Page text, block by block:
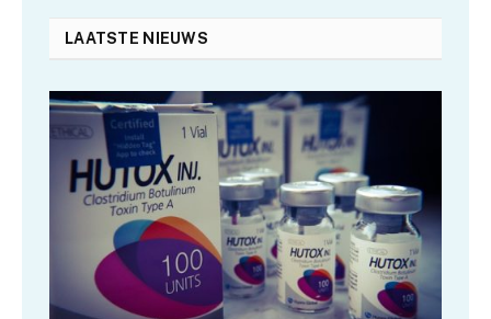
LAATSTE NIEUWS